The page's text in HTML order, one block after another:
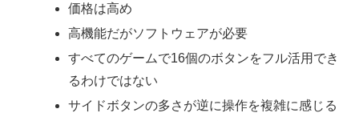
価格は高め
高機能だがソフトウェアが必要
すべてのゲームで16個のボタンをフル活用でき
るわけではない
サイドボタンの多さが逆に操作を複雑に感じる